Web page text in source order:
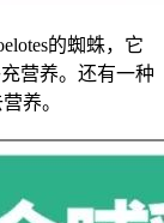
的蜘蛛，它
营养。还有一种
养。